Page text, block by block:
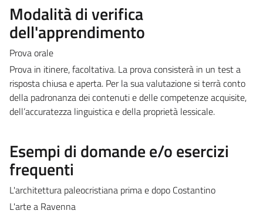
Modalità di verifica
dell'apprendimento
Prova orale
Prova in itinere, facoltativa. La prova consisterà in un test a
risposta chiusa e aperta. Per la sua valutazione si terrà conto
della padronanza dei contenuti e delle competenze acquisite,
dell’accuratezza linguistica e della proprietà lessicale.
Esempi di domande e/o esercizi
frequenti
L'architettura paleocristiana prima e dopo Costantino
L'arte a Ravenna